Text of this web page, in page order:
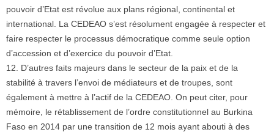
pouvoir d’Etat est révolue aux plans régional, continental et
international. La CEDEAO s’est résolument engagée à respecter et
faire respecter le processus démocratique comme seule option
d’accession et d’exercice du pouvoir d’Etat.
12. D’autres faits majeurs dans le secteur de la paix et de la
stabilité à travers l’envoi de médiateurs et de troupes, sont
également à mettre à l’actif de la CEDEAO. On peut citer, pour
mémoire, le rétablissement de l’ordre constitutionnel au Burkina
Faso en 2014 par une transition de 12 mois ayant abouti à des